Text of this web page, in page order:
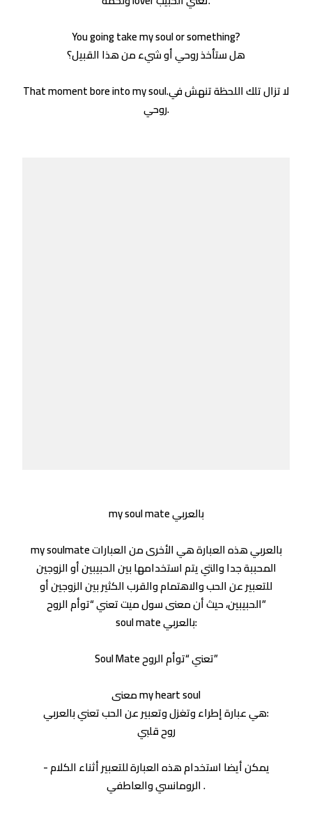
You going take my soul or something?
هل ستأخذ روحي أو شيء من هذا القبيل؟
That moment bore into my soul.لا تزال تلك اللحظة تنهش في
روحي.
my soul mate بالعربي
my soulmate بالعربي هذه العبارة هي الأخرى من العبارات
المحببة جدا والتي يتم استخدامها بين الحبيبين أو الزوجين
للتعبير عن الحب والاهتمام والقرب الكثير بين الزوجين أو
الحبيبين، حيث أن معنى سول ميت تعني “توأم الروح”
soul mate بالعربي:
Soul Mate تعني “توأم الروح”
معنى my heart soul
هي عبارة إطراء وتغزل وتعبير عن الحب تعني بالعربي:
روح قلبي
- يمكن أيضا استخدام هذه العبارة للتعبير أثناء الكلام
الرومانسي والعاطفي .